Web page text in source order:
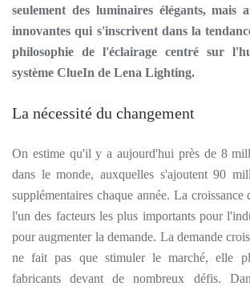
seulement des luminaires élégants, mais
innovantes qui s'inscrivent dans la
philosophie de l'éclairage centré sur
système ClueIn de Lena Lighting.
La nécessité du changement
On estime qu'il y a aujourd'hui près de 8
dans le monde, auxquelles s'ajoutent 90
supplémentaires chaque année. La
l'un des facteurs les plus importants pour
pour augmenter la demande. La demande
ne fait pas que stimuler le marché, elle
fabricants devant de nombreux défis.